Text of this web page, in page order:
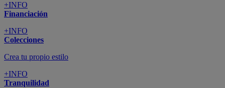
+INFO
Financiación
+INFO
Colecciones
Crea tu propio estilo
+INFO
Tranquilidad